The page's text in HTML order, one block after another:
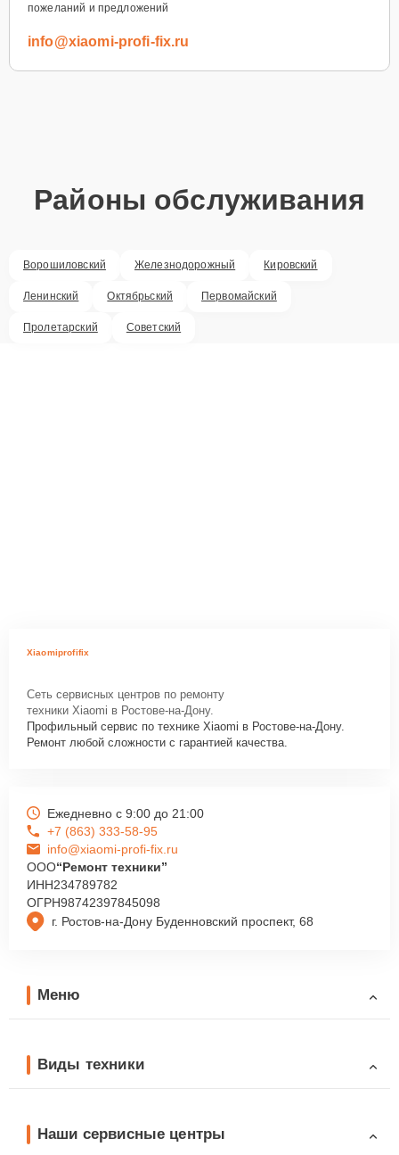
пожеланий и предложений
info@xiaomi-profi-fix.ru
Районы обслуживания
Ворошиловский Железнодорожный Кировский
Ленинский Октябрьский Первомайский
Пролетарский Советский
Xiaomiprofifix
Сеть сервисных центров по ремонту
техники Xiaomi в Ростове-на-Дону.
Профильный сервис по технике Xiaomi в Ростове-на-Дону.
Ремонт любой сложности с гарантией качества.
г. Ростов-на-Дону Буденновский проспект, 68
Ежедневно с 9:00 до 21:00
+7 (863) 333-58-95
info@xiaomi-profi-fix.ru
ООО“Ремонт техники”
ИНН234789782
ОГРН98742397845098
Меню
Виды техники
Наши сервисные центры